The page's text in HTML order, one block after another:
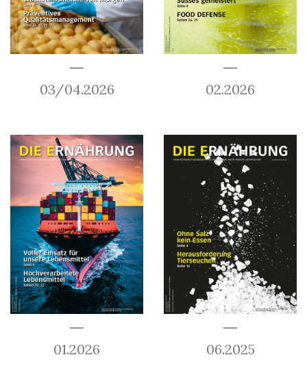
03/04.2026 02.2026
01.2026 06.2025